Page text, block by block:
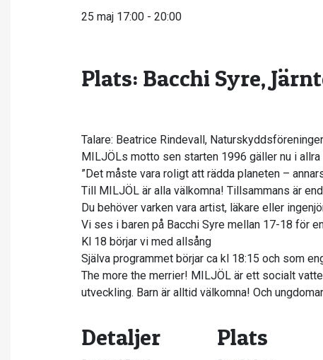
25 maj 17:00 - 20:00
Plats: Bacchi Syre,
Talare: Beatrice Rindevall,
MILJÖLs motto sen starten 1996 gäller nu i allra
”Det måste vara roligt att rädda planeten –
Till MILJÖL är alla välkomna! Tillsammans är
Du behöver varken vara artist, läkare eller
Vi ses i baren på Bacchi Syre mellan 17-18 för
Kl 18 börjar vi med allsång
Själva programmet börjar ca kl 18:15 och som
The more the merrier! MILJÖL är ett socialt
utveckling. Barn är alltid välkomna! Och
Detaljer Plats